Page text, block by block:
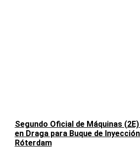
Segundo Oficial de Máquinas
en Draga para Buque de
Róterdam